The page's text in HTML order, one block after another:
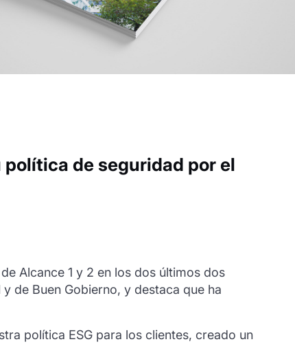
política de seguridad por el
Alcance 1 y 2 en los dos últimos dos
de Buen Gobierno, y destaca que ha
política ESG para los clientes, creado un